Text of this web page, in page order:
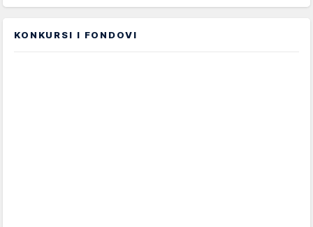
KONKURSI I FONDOVI